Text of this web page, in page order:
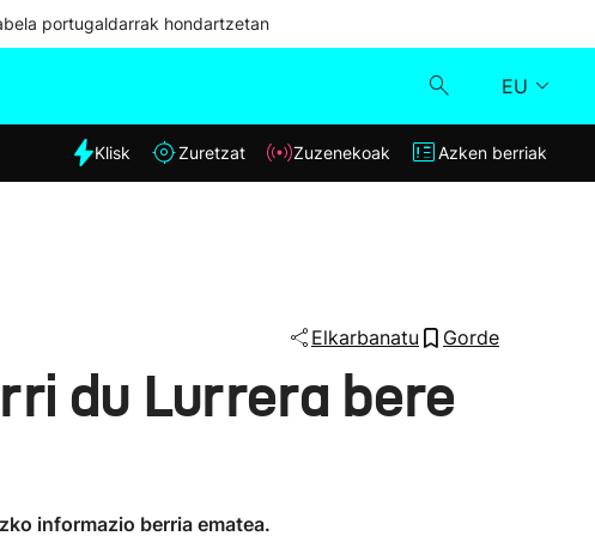
portugaldarrak hondartzetan
EU
Eguraldia
Klisk
Azken berriak
Klisk Zuretzat Zuzenekoak Azken berriak
Elkarbanatu Gorde
du Lurrera bere
informazio berria ematea.